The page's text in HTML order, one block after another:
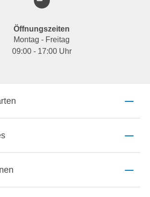
Öffnungszeiten
Montag - Freitag
09:00 - 17:00 Uhr